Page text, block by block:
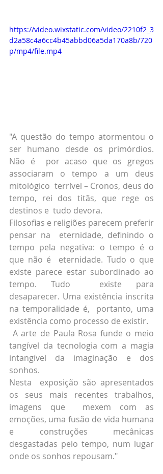
https://video.wixstatic.com/video/2210f2_3
d2a58c4a6cc4b45abbd06a5da170a8b/720
p/mp4/file.mp4
"A questão do tempo atormentou o
ser humano desde os primórdios.
Não é  por acaso que os gregos
associaram o tempo a um deus
mitológico  terrível – Cronos, deus do
tempo, rei dos titãs, que rege os
destinos e  tudo devora.
Filosofias e religiões parecem preferir
pensar na  eternidade, definindo o
tempo pela negativa: o tempo é o
que não é  eternidade. Tudo o que
existe parece estar subordinado ao
tempo. Tudo  existe para
desaparecer. Uma existência inscrita
na temporalidade é,  portanto, uma
existência como processo de existir.
tangível da tecnologia com a magia
intangível da imaginação e dos
sonhos.
Nesta  exposição são apresentados
os seus mais recentes trabalhos,
imagens que  mexem com as
emoções, uma fusão de vida humana
e construções mecânicas
desgastadas pelo tempo, num lugar
onde os sonhos repousam."